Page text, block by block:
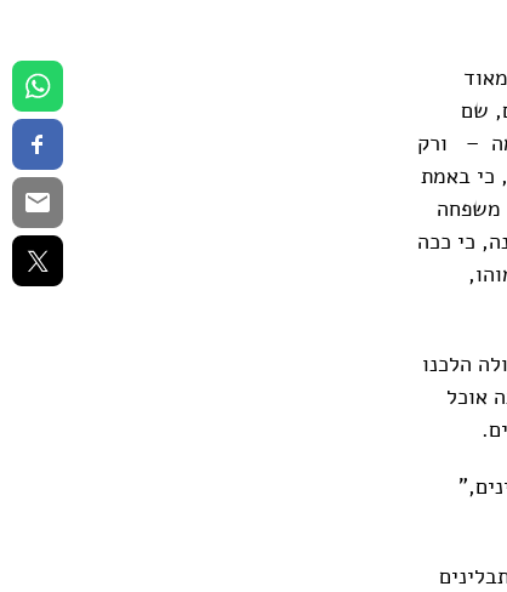
שם
מה – ורק
כי באמת
משפחה
כי ככה
הלכנו
אוכל